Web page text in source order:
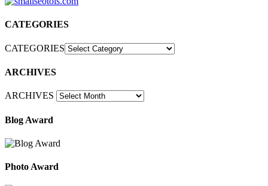
CATEGORIES
CATEGORIES
ARCHIVES
ARCHIVES
Blog Award
Photo Award